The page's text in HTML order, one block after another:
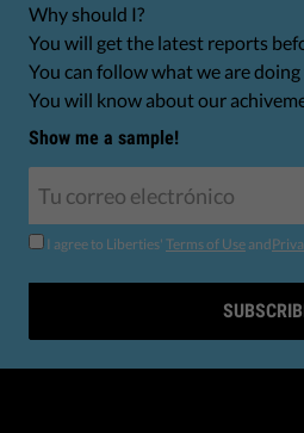
Why should I?
You will get the latest reports
You can follow what we are
You will know about our
Show me a sample!
I agree to Liberties' Terms of Use and